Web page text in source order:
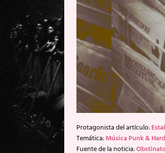
Protagonista del artículo:
Temática:Música Punk &
Fuente de la noticia: